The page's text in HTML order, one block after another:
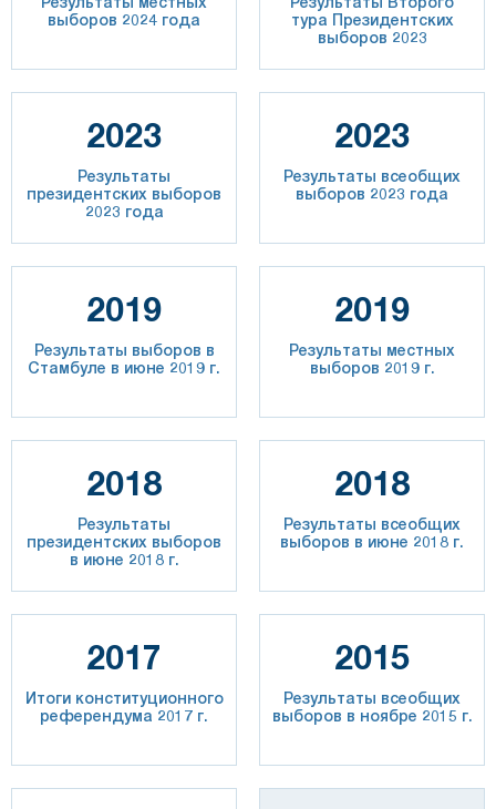
выборов 2024 года
тура Президентских
выборов 2023
2023
Результаты
президентских выборов
2023 года
2023
Результаты всеобщих
выборов 2023 года
2019
Результаты выборов в
Стамбуле в июне 2019 г.
2019
Результаты местных
выборов 2019 г.
2018
Результаты
президентских выборов
в июне 2018 г.
2018
Результаты всеобщих
выборов в июне 2018 г.
2017
Итоги конституционного
референдума 2017 г.
2015
Результаты всеобщих
выборов в ноябре 2015 г.